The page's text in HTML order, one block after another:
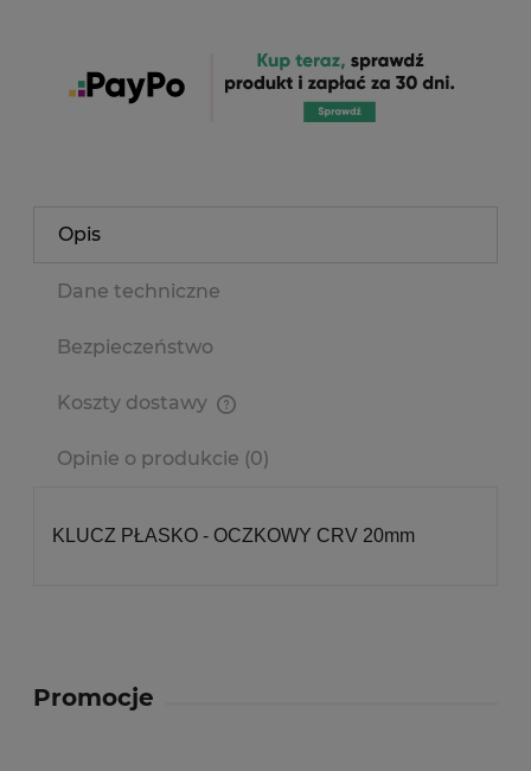
Opis
Dane techniczne
Bezpieczeństwo
Koszty dostawy
Opinie o produkcie (0)
KLUCZ PŁASKO - OCZKOWY CRV 20mm
Promocje